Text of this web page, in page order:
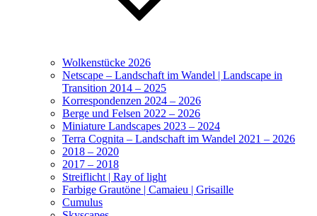
Wolkenstücke 2026
Netscape – Landschaft im Wandel | Landscape in
Transition 2014 – 2025
Korrespondenzen 2024 – 2026
Berge und Felsen 2022 – 2026
Miniature Landscapes 2023 – 2024
Terra Cognita – Landschaft im Wandel 2021 – 2026
2018 – 2020
2017 – 2018
Streiflicht | Ray of light
Farbige Grautöne | Camaieu | Grisaille
Cumulus